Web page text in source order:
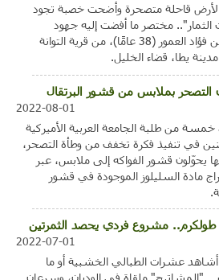
قاحلة متصحرة وأضحت خصبة تجود
الثمار".. مختصر ما أفضت إليه جهود
المواطن فؤاد العمور (38 عامًا)، من قرية التوانة
يطا، قضاء الخليل.
بملابس من قشور البرتقال
2022-08-01
من طلبة الجامعة العربية الأميركية
في تنفيذ فكرة تخفف من وطأة التصحر،
يحوّلون قشور الفواكه إلى ملابس، عبر
مادة السليلوز الموجودة في قشور
طولكرم.. مشروع فردي يحصد الثمرتين
2022-07-01
عشرات الطبالي الخشبية أو ما